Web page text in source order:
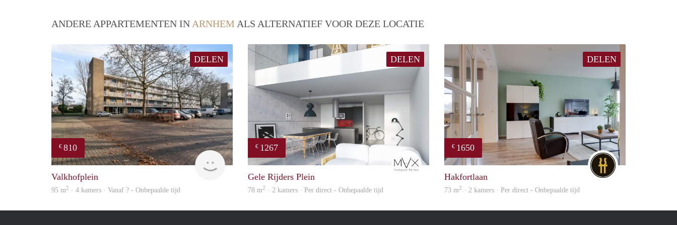
ANDERE APPARTEMENTEN IN ARNHEM ALS ALTERNATIEF VOOR DEZE LOCATIE
DELEN
€ 810
finder
Valkhofplein
95 m2 · 4 kamers · Vanaf ? - Onbepaalde tijd
DELEN
€ 1267
mVx
Gele Rijders Plein
78 m2 · 2 kamers · Per direct - Onbepaalde tijd
DELEN
€ 1650
DG
Hakfortlaan
73 m2 · 2 kamers · Per direct - Onbepaalde tijd